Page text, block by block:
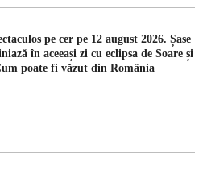
pe cer pe 12 august 2026. Șase
în aceeași zi cu eclipsa de Soare și
poate fi văzut din România